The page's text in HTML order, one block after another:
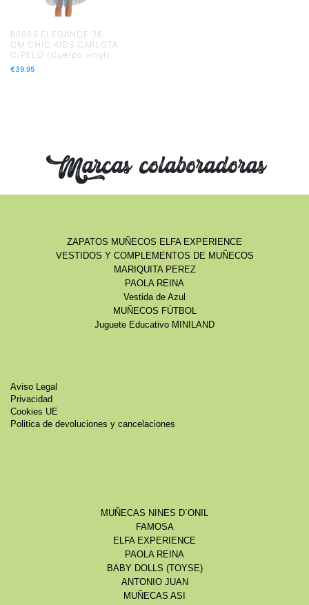
60983 ELEGANCE 36
CM CHIC KIDS CARLOTA
C/PELO (Cuerpo vinyl)
€39.95
Marcas colaboradoras
ZAPATOS MUÑECOS ELFA EXPERIENCE
VESTIDOS Y COMPLEMENTOS DE MUÑECOS
MARIQUITA PEREZ
PAOLA REINA
Vestida de Azul
MUÑECOS FÚTBOL
Juguete Educativo MINILAND
Aviso Legal
Privacidad
Cookies UE
Politica de devoluciones y cancelaciones
MUÑECAS NINES D´ONIL
FAMOSA
ELFA EXPERIENCE
PAOLA REINA
BABY DOLLS (TOYSE)
ANTONIO JUAN
MUÑECAS ASI